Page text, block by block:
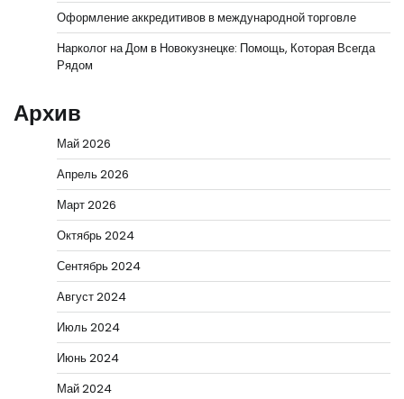
Оформление аккредитивов в международной торговле
Нарколог на Дом в Новокузнецке: Помощь, Которая Всегда
Рядом
Архив
Май 2026
Апрель 2026
Март 2026
Октябрь 2024
Сентябрь 2024
Август 2024
Июль 2024
Июнь 2024
Май 2024